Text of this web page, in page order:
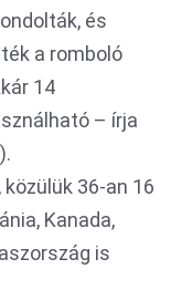
és
a romboló
14
– írja
36-an 16
Kanada,
is